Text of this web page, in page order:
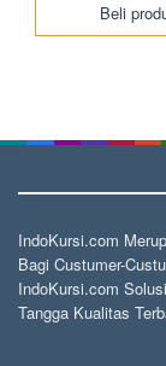
Beli
IndoKursi.com
Bagi Custumer-
IndoKursi.com
Tangga Kualitas